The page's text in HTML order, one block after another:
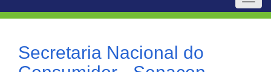
Secretaria Nacional do